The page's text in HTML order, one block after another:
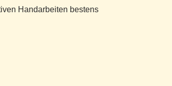
Handarbeiten bestens